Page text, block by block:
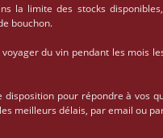
la limite des stocks
bouchon.
du vin pendant les mois
disposition pour répondre à vos
meilleurs délais, par email ou